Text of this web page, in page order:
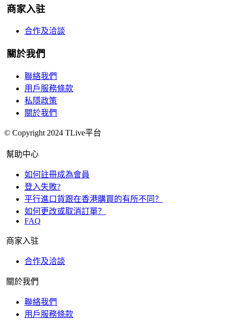
商家入驻
合作及洽談
關於我們
聯絡我們
用戶服務條款
私隱政策
關於我們
© Copyright 2024 TLive平台
幫助中心
如何註冊成為會員
登入失敗?
平行進口貨跟在香港購買的有所不同？
如何更改或取消訂單？
FAQ
商家入驻
合作及洽談
關於我們
聯絡我們
用戶服務條款